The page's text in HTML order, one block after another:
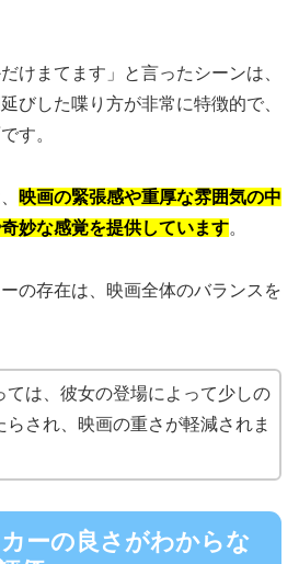
けまてます」と言ったシーンは、
びした喋り方が非常に特徴的で、
す。
映画の緊張感や重厚な雰囲気の中
妙な感覚を提供しています。
の存在は、映画全体のバランスを
ては、彼女の登場によって少しの
らされ、映画の重さが軽減されま
ーの良さがわからな